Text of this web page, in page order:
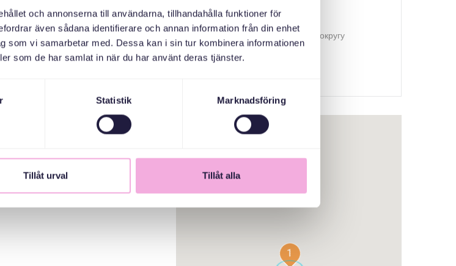
och annonserna till användarna, tillhandahålla funktioner för
även sådana identifierare och annan information från din enhet
som vi samarbetar med. Dessa kan i sin tur kombinera informationen
som de har samlat in när du har använt deras tjänster.
Statistik Marknadsföring
Tillåt urval Tillåt alla
Адміністративна рада округу
Стокгольм
1